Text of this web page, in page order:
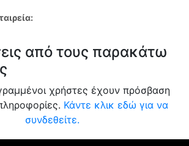
από τους παρακάτω
χρήστες έχουν πρόσβαση
Κάντε κλικ εδώ για να
συνδεθείτε.